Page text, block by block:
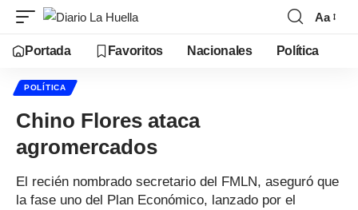
Aa
Portada Favoritos Nacionales Política
POLÍTICA
Chino Flores ataca
agromercados
El recién nombrado secretario del FMLN, aseguró que
la fase uno del Plan Económico, lanzado por el